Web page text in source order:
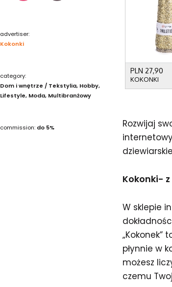
advertiser:
Kokonki
category:
Dom i wnętrze / Tekstylia Hobby
Lifestyle Moda Multibranżowy
commission: do 5% Rozwijaj
Kokonki-
W sklepie
„Kokonek”
płynnie w
możesz
czemu